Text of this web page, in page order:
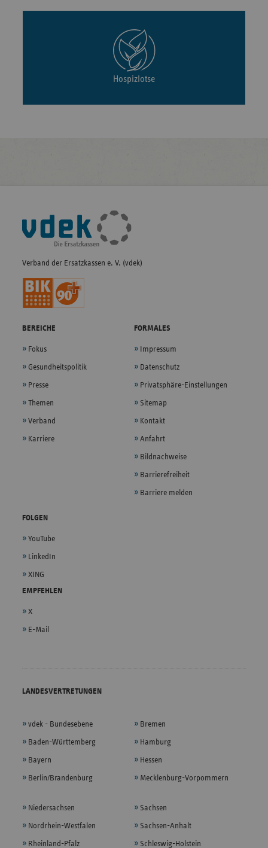
Hospizlotse
Fußleisten-
Navigation
Verband der Ersatzkassen e. V. (vdek)
BEREICHE
Fokus
Gesundheitspolitik
Presse
Themen
Verband
Karriere
FORMALES
Impressum
Datenschutz
Privatsphäre-Einstellungen
Sitemap
Kontakt
Anfahrt
Bildnachweise
Barrierefreiheit
Barriere melden
FOLGEN
YouTube
LinkedIn
XING
EMPFEHLEN
X
E-Mail
LANDESVERTRETUNGEN
vdek - Bundesebene
Baden-Württemberg
Bayern
Berlin/Brandenburg
Bremen
Hamburg
Hessen
Mecklenburg-Vorpommern
Niedersachsen
Nordrhein-Westfalen
Rheinland-Pfalz
Sachsen
Sachsen-Anhalt
Schleswig-Holstein